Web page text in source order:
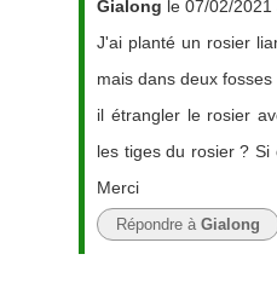
Gialong le 07/02/2021
J'ai planté un rosier
mais dans deux
il étrangler le rosier
les tiges du rosier ?
Merci
Répondre à Gialong